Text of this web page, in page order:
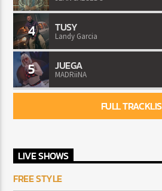
4 TUSY
Landy Garcia
5 JUEGA
MADRiiNA
FULL
LIVE SHOWS
FREE STYLE